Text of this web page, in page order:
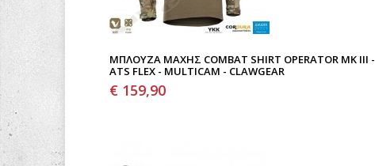
ΜΠΛΟΎΖΑ ΜΆΧΗΣ COMBAT SHIRT OPERATOR MK III -
ATS FLEX - MULTICAM - CLAWGEAR
€ 159,90